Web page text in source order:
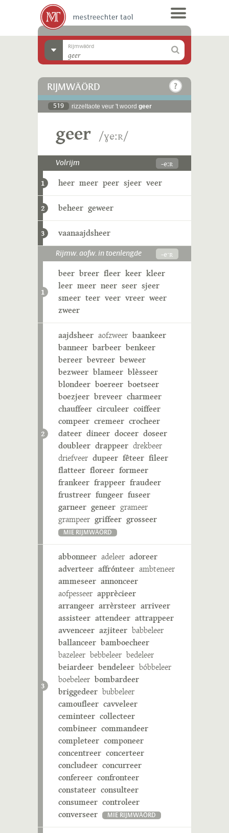
Rijmwäörd
RIJMWÄÖRD
519 rizzeltaote veur 't woord geer
geer /ɣeːʀ/
Volrijm -eːʀ
1 heer meer peer sjeer veer
2 beheer geweer
3 vaanaajdsheer
Rijmw. aofw. in toenlengde -eˑʀ
1
beer breer fleer keer kleer
leer meer neer seer sjeer
smeer teer veer vreer weer
zweer
2
aajdsheer aofzweer baankeer
banneer barbeer benkeer
bereer bevreer beweer
bezweer blameer blèsseer
blondeer boereer boetseer
boezjeer breveer charmeer
chauffeer circuleer coiffeer
compeer cremeer crocheer
dateer dineer doceer doseer
doubleer drappeer drekbeer
driefveer dupeer fêteer fileer
flatteer floreer formeer
frankeer frappeer fraudeer
frustreer fungeer fuseer
garneer geneer grameer
grampeer griffeer grosseer
MIE RIJMWÄÖRD
3
abbonneer adeleer adoreer
adverteer affrónteer ambteneer
ammeseer annonceer
aofpesseer apprècieer
arrangeer arrèrsteer arriveer
assisteer attendeer attrappeer
avvenceer azjiteer babbeleer
ballanceer bamboecheer
bazeleer bebbeleer bedeleer
beiardeer bendeleer bóbbeleer
boebeleer bombardeer
briggedeer bubbeleer
camoufleer cavveleer
ceminteer collecteer
combineer commandeer
completeer componeer
concentreer concerteer
concludeer concurreer
confereer confronteer
constateer consulteer
consumeer controleer
converseer
MIE RIJMWÄÖRD